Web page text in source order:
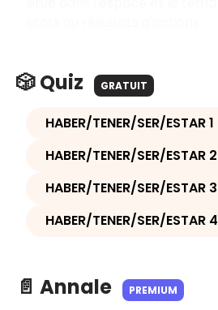
🎲 Quiz GRATUIT
HABER/TENER/SER/ESTAR 1
HABER/TENER/SER/ESTAR 2
HABER/TENER/SER/ESTAR 3
HABER/TENER/SER/ESTAR 4
📄 Annale PREMIUM